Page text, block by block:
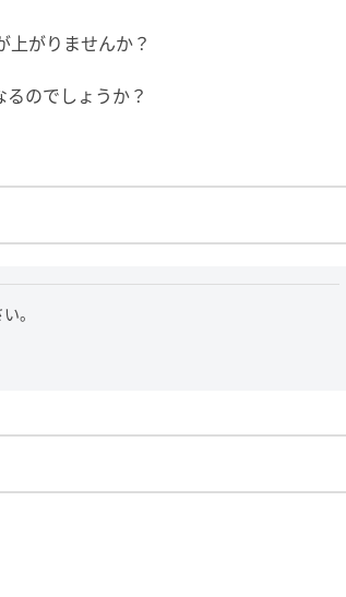
上がりませんか？
のでしょうか？
。